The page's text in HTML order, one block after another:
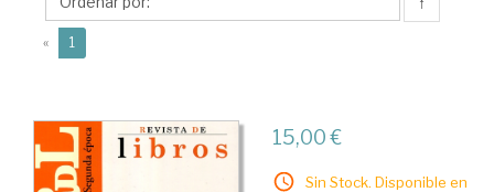
Deliberar
« 1
15,00 €
Sin Stock. Disponible en